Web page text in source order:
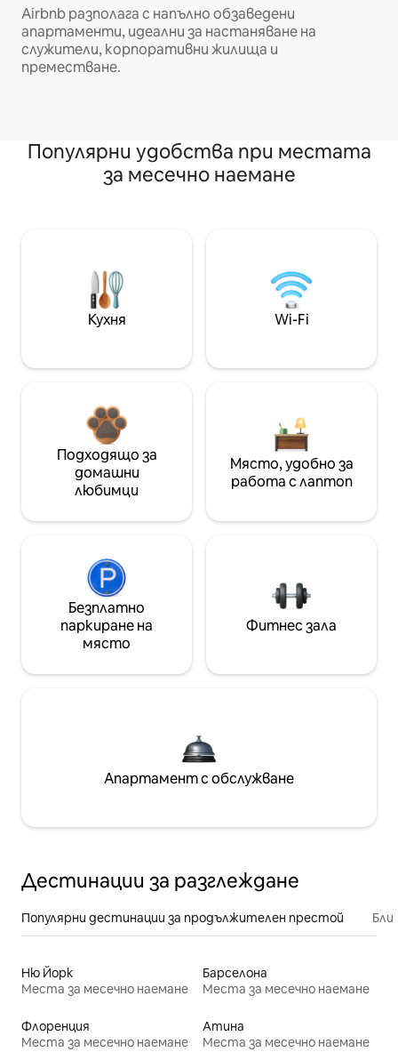
Airbnb разполага с напълно обзаведени
апартаменти, идеални за настаняване на
служители, корпоративни жилища и
преместване.
Популярни удобства при местата
за месечно наемане
Кухня Wi-Fi
Подходящо за
домашни
любимци
Място, удобно за
работа с лаптоп
Безплатно
паркиране на
място
Фитнес зала
Апартамент с обслужване
Дестинации за разглеждане
Популярни дестинации за продължителен престой
Ню Йорк
Места за месечно наемане
Барселона
Места за месечно наемане
Флоренция
Места за месечно наемане
Атина
Места за месечно наемане